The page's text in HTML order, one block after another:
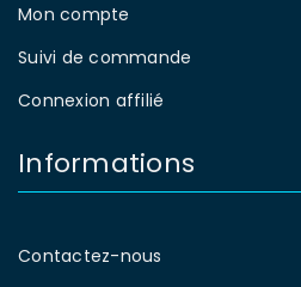
Mon compte
Suivi de commande
Connexion affilié
Informations
Contactez-nous